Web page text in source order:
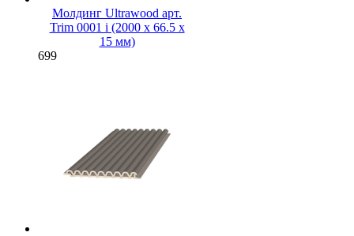
Молдинг Ultrawood арт.
Trim 0001 i (2000 х 66.5 х
15 мм)
699